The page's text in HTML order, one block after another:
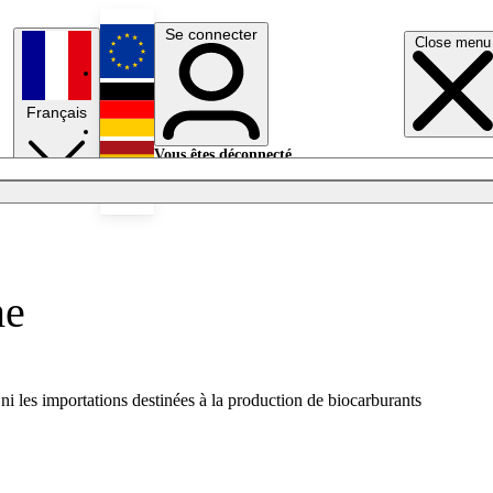
Close menu
Français
English
Deutsch
Se connecter
Vous êtes déconnecté.
les importations destinées à la production de biocarburants